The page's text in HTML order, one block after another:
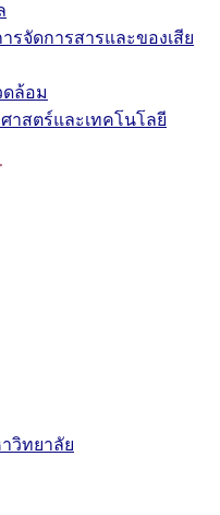
รจัดการสารและของเสีย
ล้อม
าสตร์และเทคโนโลยี
วิทยาลัย